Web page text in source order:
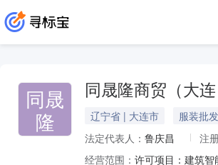
同晟
隆
同晟隆商贸（大
辽宁省 | 大连市 服装批发
法定代表人： 鲁庆昌 注
经营范围：